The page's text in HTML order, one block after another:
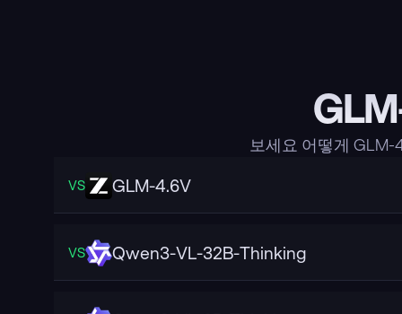
보세요 어떻게 GLM-
VS GLM-4.6V
VS Qwen3-VL-32B-Thinking